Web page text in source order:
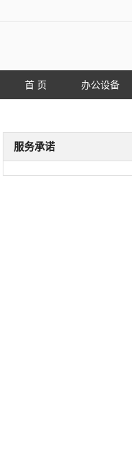
首 页 办公设备
服务承诺